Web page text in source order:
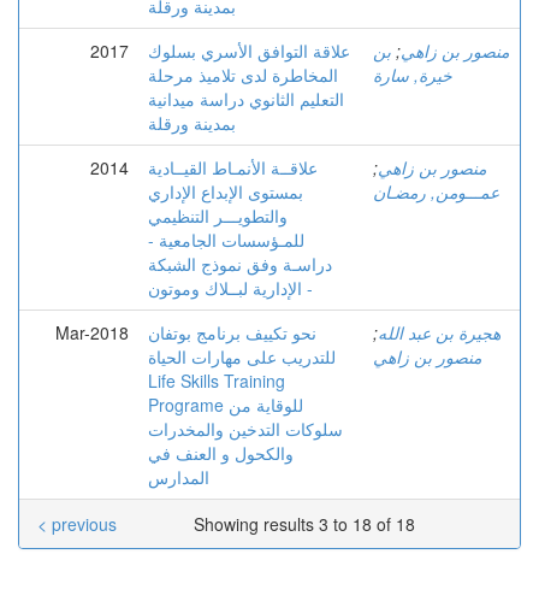
بمدينة ورقلة
2017
علاقة التوافق الأسري بسلوك
المخاطرة لدى تلاميذ مرحلة
التعليم الثانوي دراسة ميدانية
بمدينة ورقلة
منصور بن زاهي; بن
خيرة, سارة
2014
علاقــة الأنمـاط القيــادية
بمستوى الإبداع الإداري
والتطويـــر التنظيمي
للمـؤسسات الجامعية -
دراسـة وفق نموذج الشبكة
الإدارية لبــلاك وموتون -
منصور بن زاهي;
عمـــومن, رمضـان
Mar-2018
نحو تكييف برنامج بوتفان
للتدريب على مهارات الحياة
Life Skills Training
Programe للوقاية من
سلوكات التدخين والمخدرات
والكحول و العنف في
المدارس
هجيرة بن عبد الله;
منصور بن زاهي
Showing results 3 to 18 of 18
< previous